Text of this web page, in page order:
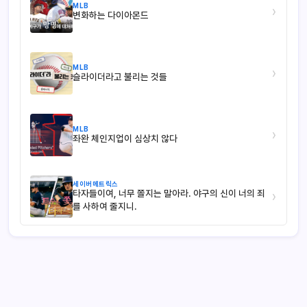
MLB
변화하는 다이아몬드 ›
MLB
슬라이더라고 불리는 것들 ›
MLB
좌완 체인지업이 심상치 않다 ›
세이버메트릭스
타자들이여, 너무 쫄지는 말아라. 야구의 신이 너의 죄
를 사하여 줄지니.
›